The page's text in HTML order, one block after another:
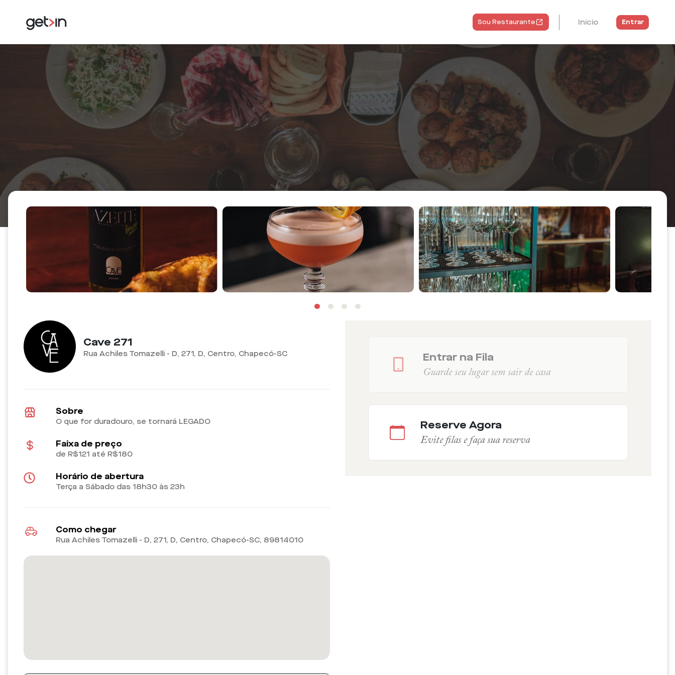
Sou Restaurante Início Entrar
Cave 271
Rua Achiles Tomazelli - D, 271, D, Centro, Chapecó-SC
Sobre
O que for duradouro, se tornará LEGADO
Faixa de preço
de R$121 até R$180
Horário de abertura
Terça a Sábado das 18h30 às 23h
Como chegar
Rua Achiles Tomazelli - D, 271, D, Centro, Chapecó-SC, 89814010
Entrar na Fila
Guarde seu lugar sem sair de casa
Reserve Agora
Evite filas e faça sua reserva